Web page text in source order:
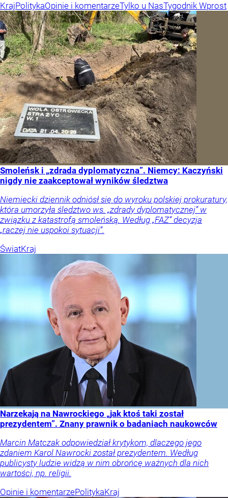
KrajPolitykaOpinie i komentarzeTylko u NasTygodnik Wprost
Smoleńsk i „zdrada dyplomatyczna”. Niemcy: Kaczyński
nigdy nie zaakceptował wyników śledztwa
Niemiecki dziennik odniósł się do wyroku polskiej prokuratury,
która umorzyła śledztwo ws. „zdrady dyplomatycznej” w
związku z katastrofą smoleńską. Według „FAZ” decyzja
„raczej nie uspokoi sytuacji”.
ŚwiatKraj
Narzekają na Nawrockiego „jak ktoś taki został
prezydentem”. Znany prawnik o badaniach naukowców
Marcin Matczak odpowiedział krytykom, dlaczego jego
zdaniem Karol Nawrocki został prezydentem. Według
publicysty ludzie widzą w nim obrońcę ważnych dla nich
wartości, np. religii.
Opinie i komentarzePolitykaKraj